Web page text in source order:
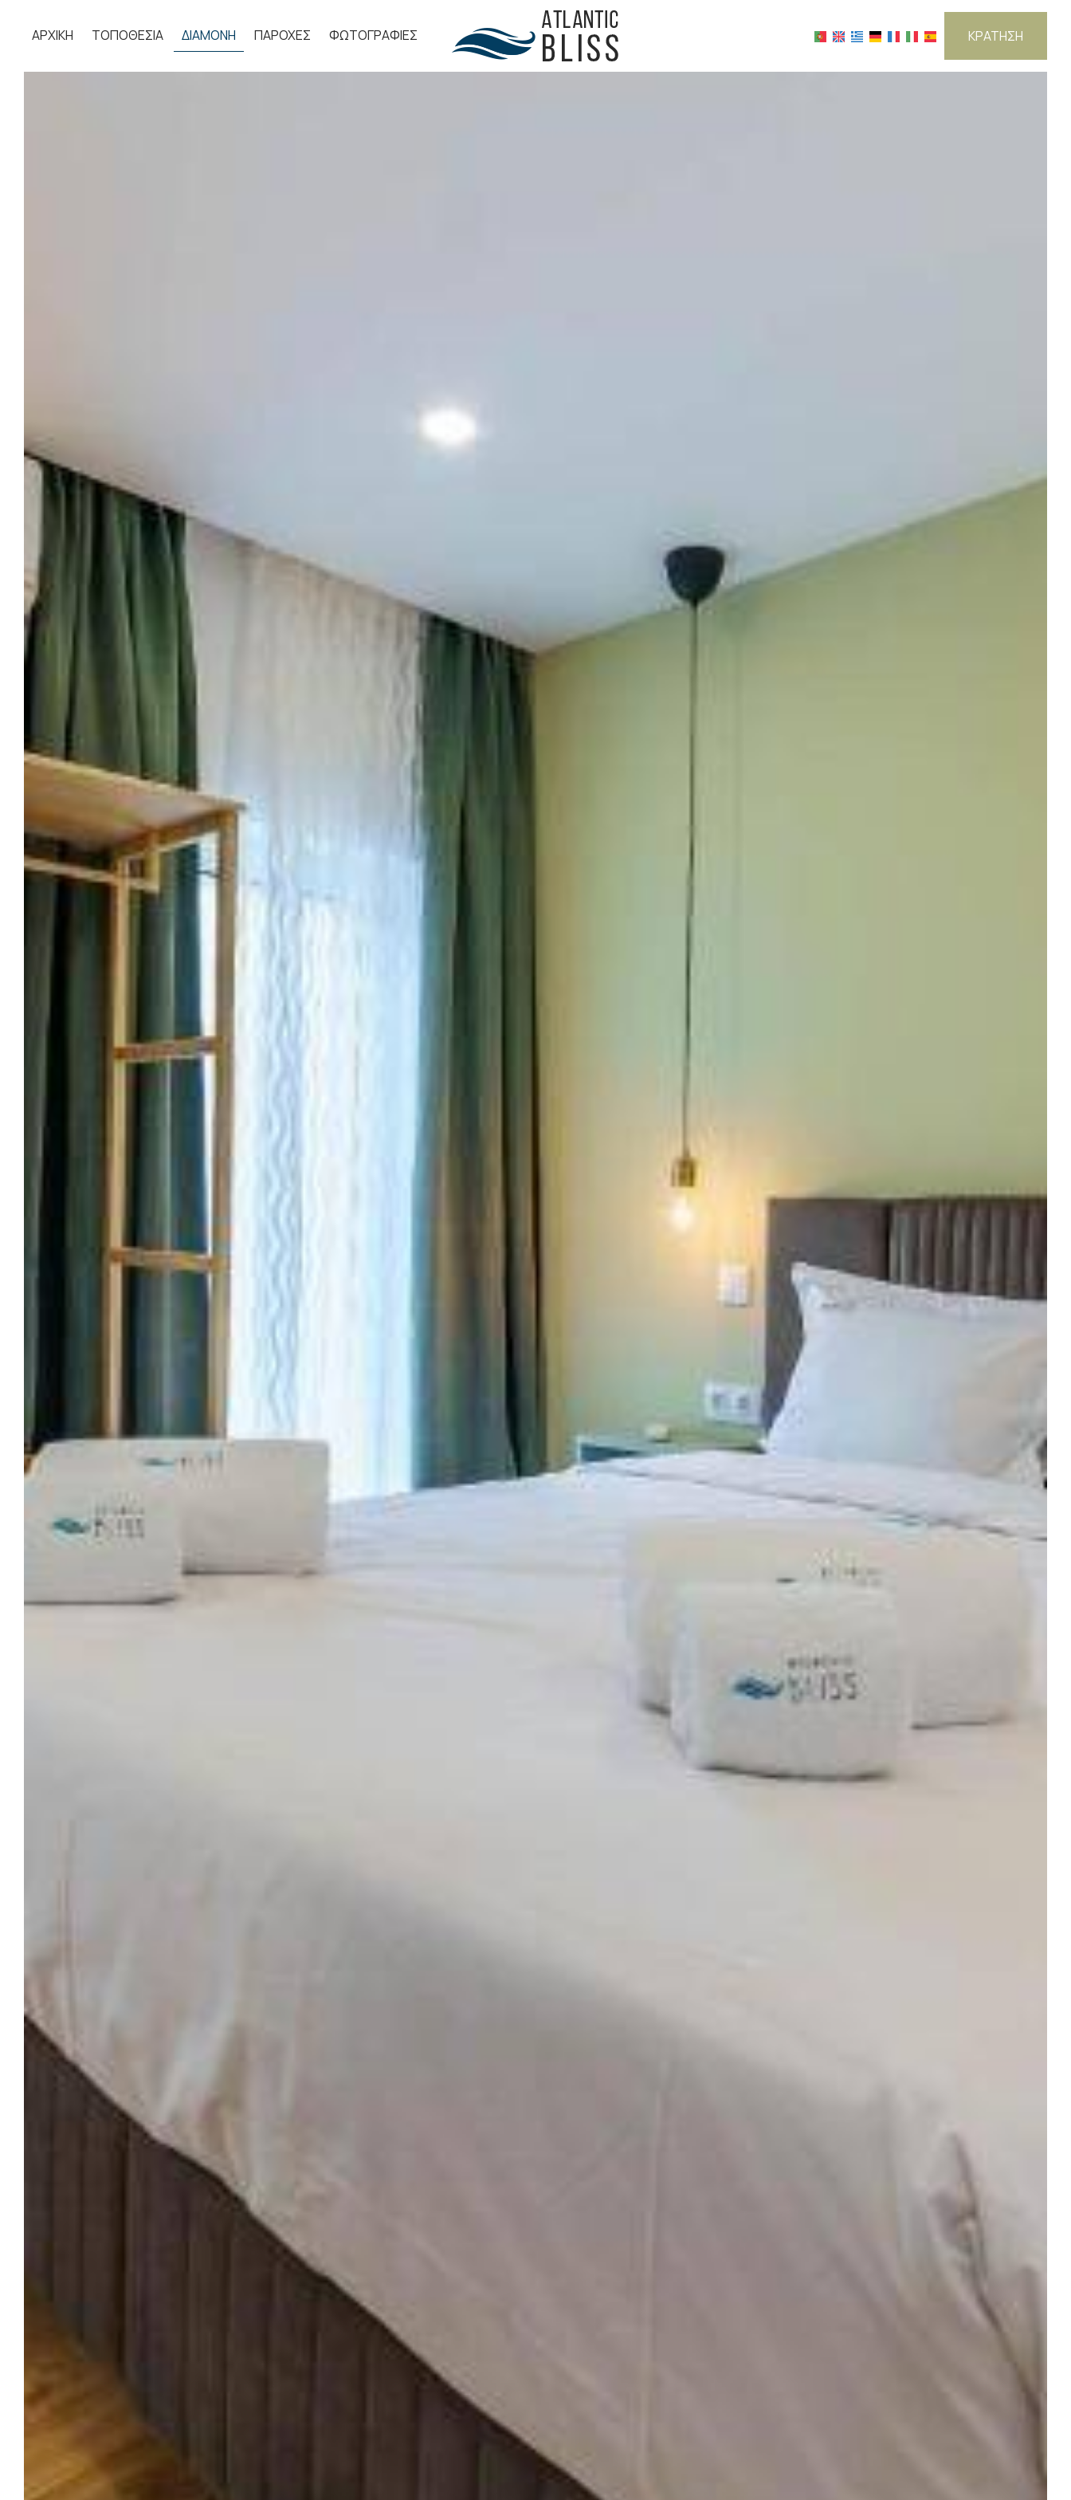
ΚΡΆΤΗΣΗ
ΑΡΧΙΚΉ ΤΟΠΟΘΕΣΊΑ ΔΙΑΜΟΝΉ ΠΑΡΟΧΈΣ ΦΩΤΟΓΡΑΦΊΕΣ